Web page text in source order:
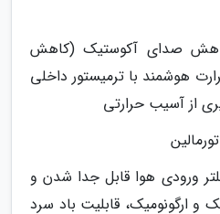
کاهش صدای آکوستیک (کاهش
حرارت هوشمند با ترمیستور داخلی
از آسیب حرارتی
ورودی هوا قابل جدا شدن و
و ارگونومیک، قابلیت باد سرد